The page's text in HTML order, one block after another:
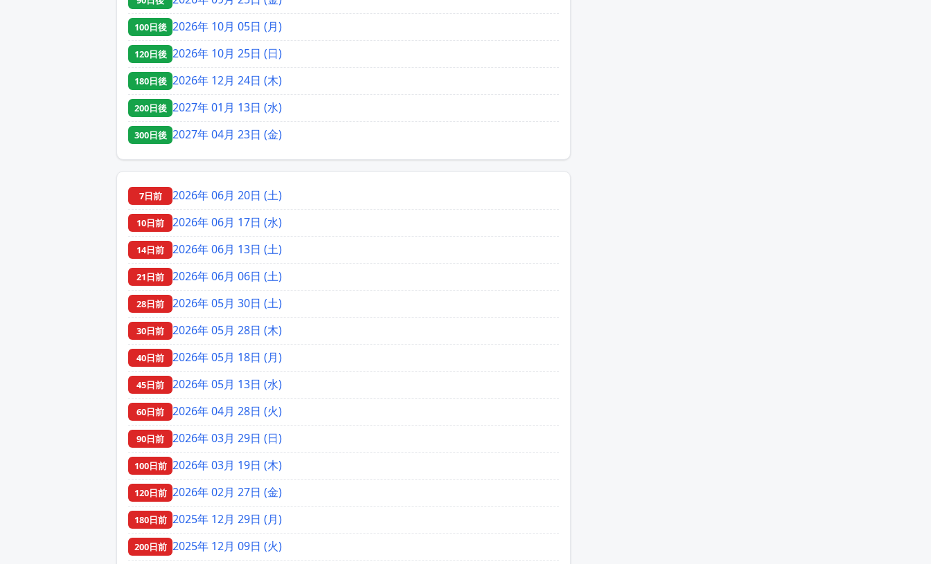
100日後 2026年 10月 05日 (月)
120日後 2026年 10月 25日 (日)
180日後 2026年 12月 24日 (木)
200日後 2027年 01月 13日 (水)
300日後 2027年 04月 23日 (金)
7日前 2026年 06月 20日 (土)
10日前 2026年 06月 17日 (水)
14日前 2026年 06月 13日 (土)
21日前 2026年 06月 06日 (土)
28日前 2026年 05月 30日 (土)
30日前 2026年 05月 28日 (木)
40日前 2026年 05月 18日 (月)
45日前 2026年 05月 13日 (水)
60日前 2026年 04月 28日 (火)
90日前 2026年 03月 29日 (日)
100日前 2026年 03月 19日 (木)
120日前 2026年 02月 27日 (金)
180日前 2025年 12月 29日 (月)
200日前 2025年 12月 09日 (火)